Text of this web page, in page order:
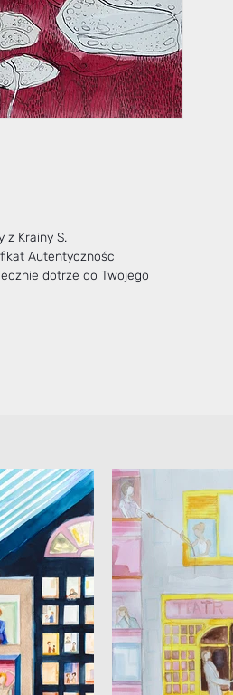
z Krainy S.
Autentyczności
dotrze do Twojego